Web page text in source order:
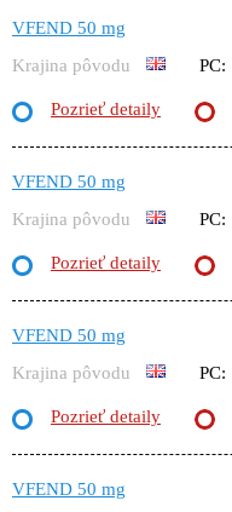
VFEND 50 mg
Krajina pôvodu
PC:
Pozrieť detaily
VFEND 50 mg
Krajina pôvodu
PC:
Pozrieť detaily
VFEND 50 mg
Krajina pôvodu
PC:
Pozrieť detaily
VFEND 50 mg